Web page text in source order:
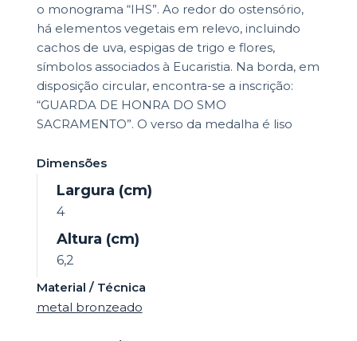
o monograma “IHS”. Ao redor do ostensório,
há elementos vegetais em relevo, incluindo
cachos de uva, espigas de trigo e flores,
símbolos associados à Eucaristia. Na borda, em
disposição circular, encontra-se a inscrição:
“GUARDA DE HONRA DO SMO
SACRAMENTO”. O verso da medalha é liso
Dimensões
Largura (cm)
4
Altura (cm)
6,2
Material / Técnica
metal bronzeado